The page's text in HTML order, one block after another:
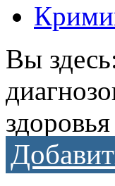
Вы
здоровья